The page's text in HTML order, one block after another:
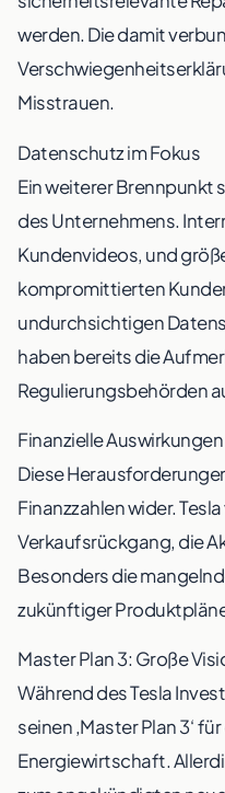
werden. Die damit
Misstrauen.
Datenschutz im Fokus
Ein weiterer Brennpunkt
des Unternehmens.
Kundenvideos, und
kompromittierten
undurchsichtigen
haben bereits die
Regulierungsbehörden
Finanzielle Auswirkungen
Diese
Finanzzahlen wider.
Verkaufsrückgang, die
Besonders die
zukünftiger
Master Plan 3: Große
Während des Tesla
seinen ‚Master Plan 3‘
Energiewirtschaft.